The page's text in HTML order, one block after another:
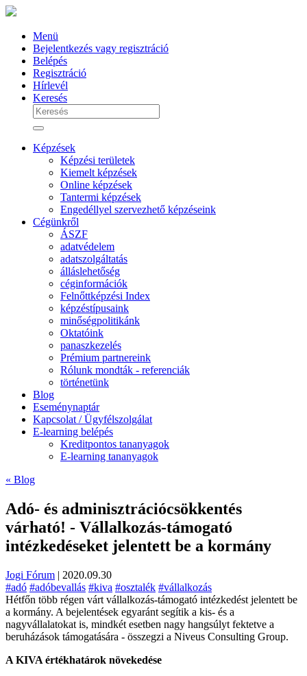
Menü
Bejelentkezés vagy regisztráció
Belépés
Regisztráció
Hírlevél
Keresés
Képzések
Képzési területek
Kiemelt képzések
Online képzések
Tantermi képzések
Engedéllyel szervezhető képzéseink
Cégünkről
ÁSZF
adatvédelem
adatszolgáltatás
álláslehetőség
céginformációk
Felnőttképzési Index
képzéstípusaink
minőségpolitikánk
Oktatóink
panaszkezelés
Prémium partnereink
Rólunk mondták - referenciák
történetünk
Blog
Eseménynaptár
Kapcsolat / Ügyfélszolgálat
E-learning belépés
Kreditpontos tananyagok
E-learning tananyagok
« Blog
Adó- és adminisztrációcsökkentés
várható! - Vállalkozás-támogató
intézkedéseket jelentett be a kormány
Jogi Fórum | 2020.09.30
#adó #adóbevallás #kiva #osztalék #vállalkozás
Hétfőn több régen várt vállalkozás-támogató intézkedést jelentett be
a kormány. A bejelentések egyaránt segítik a kis- és a
nagyvállalatokat is, mindkét esetben nagy hangsúlyt fektetve a
beruházások támogatására - összegzi a Niveus Consulting Group.
A KIVA értékhatárok növekedése